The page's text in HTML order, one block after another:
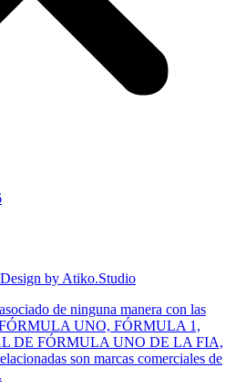
by Atiko.Studio
de ninguna manera con las
FÓRMULA UNO, FÓRMULA 1,
DE FÓRMULA UNO DE LA FIA,
son marcas comerciales de